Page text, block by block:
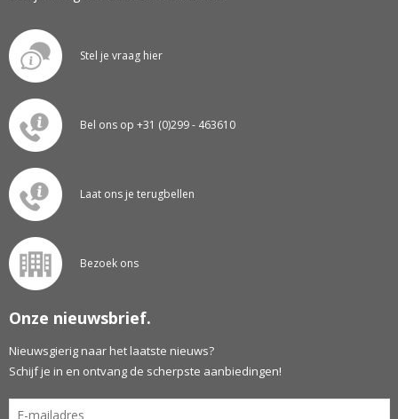
Stel je vraag hier
Bel ons op +31 (0)299 - 463610
Laat ons je terugbellen
Bezoek ons
Onze nieuwsbrief.
Nieuwsgierig naar het laatste nieuws?
Schijf je in en ontvang de scherpste aanbiedingen!